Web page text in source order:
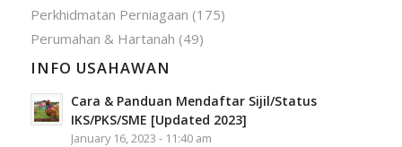
Perkhidmatan Perniagaan (175)
Perumahan & Hartanah (49)
INFO USAHAWAN
Cara & Panduan Mendaftar Sijil/Status
IKS/PKS/SME [Updated 2023]
January 16, 2023 - 11:40 am